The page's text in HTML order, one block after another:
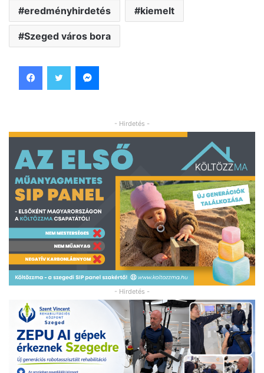
eredményhirdetés kiemelt
Szeged város bora
- Hirdetés -
- Hirdetés -